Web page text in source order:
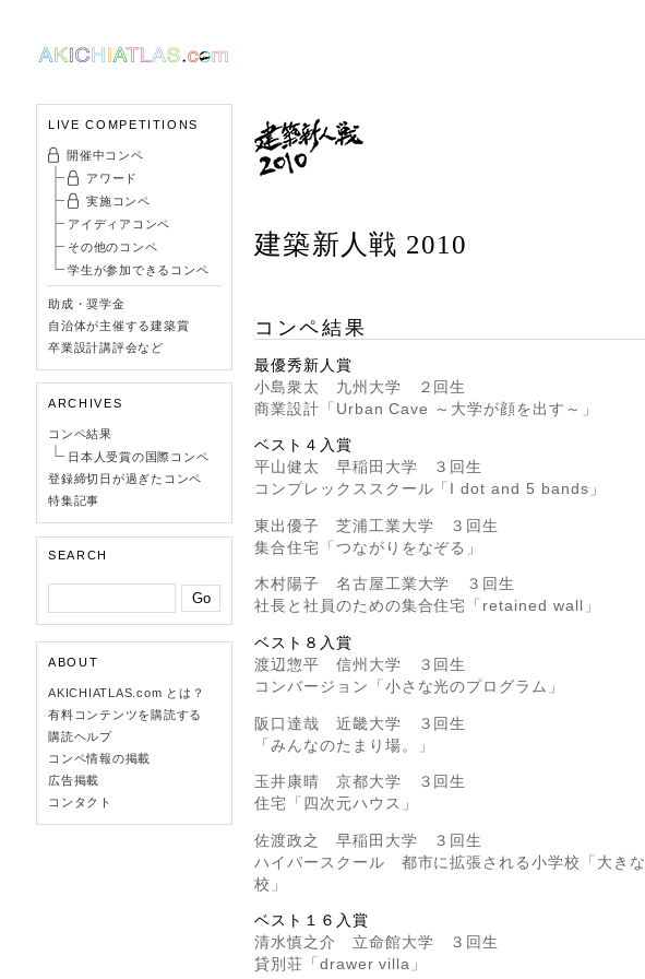
LIVE COMPETITIONS
開催中コンペ
アワード
実施コンペ
アイディアコンペ
その他のコンペ
学生が参加できるコンペ
助成・奨学金
自治体が主催する建築賞
卒業設計講評会など
ARCHIVES
コンペ結果
日本人受賞の国際コンペ
登録締切日が過ぎたコンペ
特集記事
SEARCH
ABOUT
AKICHIATLAS.com とは？
有料コンテンツを購読する
購読ヘルプ
コンペ情報の掲載
広告掲載
コンタクト
建築新人戦 2010
コンペ結果
最優秀新人賞
小島衆太 九州大学 ２回生
商業設計「Urban Cave ～大学が顔を出す～」
ベスト４入賞
平山健太 早稲田大学 ３回生
コンプレックススクール「I dot and 5 bands」
東出優子 芝浦工業大学 ３回生
集合住宅「つながりをなぞる」
木村陽子 名古屋工業大学 ３回生
社長と社員のための集合住宅「retained wall」
ベスト８入賞
渡辺惣平 信州大学 ３回生
コンバージョン「小さな光のプログラム」
阪口達哉 近畿大学 ３回生
「みんなのたまり場。」
玉井康晴 京都大学 ３回生
住宅「四次元ハウス」
佐渡政之 早稲田大学 ３回生
ハイパースクール 都市に拡張される小学校「大き
校」
ベスト１６入賞
清水慎之介 立命館大学 ３回生
貸別荘「drawer villa」